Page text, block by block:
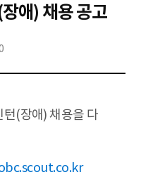
애) 채용 공고
(장애) 채용을 다